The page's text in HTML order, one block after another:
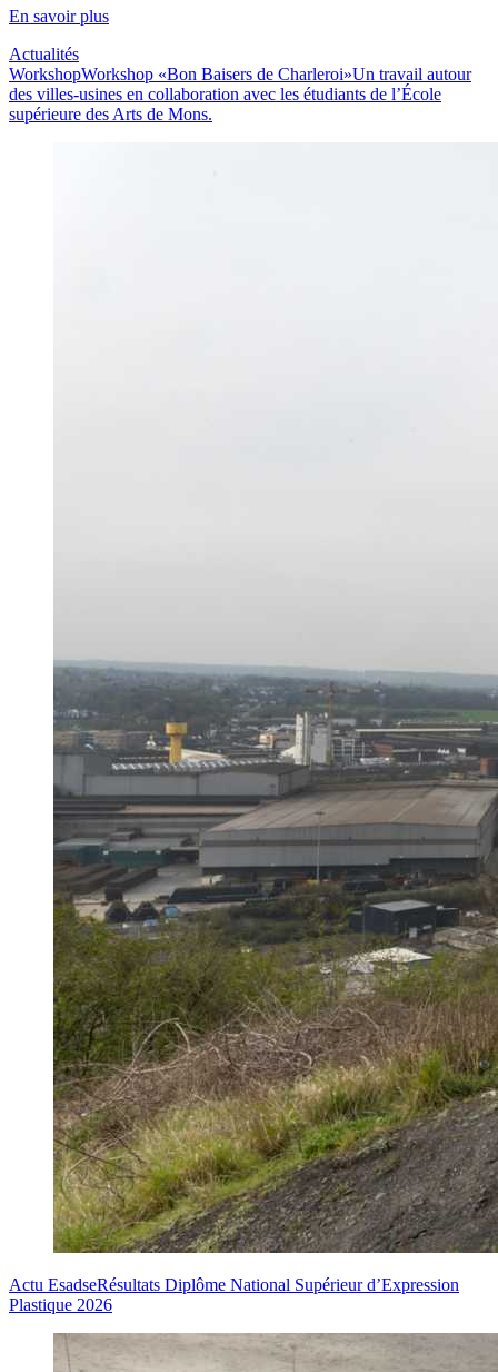
En savoir plus
Actualités
WorkshopWorkshop «Bon Baisers de Charleroi»Un travail autour
des villes-usines en collaboration avec les étudiants de l’École
supérieure des Arts de Mons.
Actu EsadseRésultats Diplôme National Supérieur d’Expression
Plastique 2026